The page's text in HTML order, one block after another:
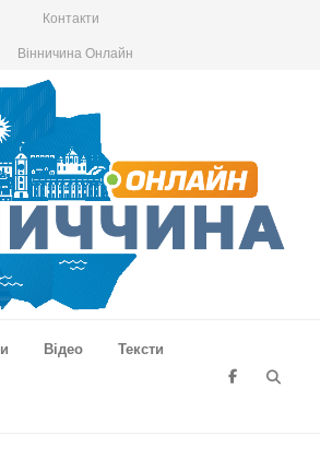
Контакти
Вінничина Онлайн
Відео Тексти